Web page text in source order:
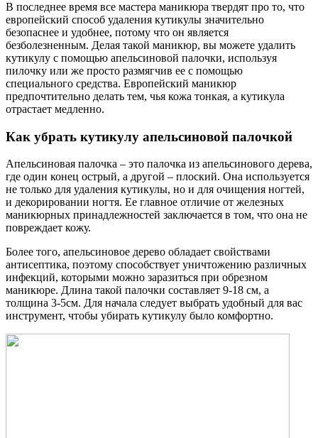
В последнее время все мастера маникюра твердят про то, что
европейский способ удаления кутикулы значительно
безопаснее и удобнее, потому что он является
безболезненным. Делая такой маникюр, вы можете удалить
кутикулу с помощью апельсиновой палочки, используя
пилочку или же просто размягчив ее с помощью
специального средства. Европейский маникюр
предпочтительно делать тем, чья кожа тонкая, а кутикула
отрастает медленно.
Как убрать кутикулу апельсиновой палочкой
Апельсиновая палочка – это палочка из апельсинового дерева,
где один конец острый, а другой – плоский. Она используется
не только для удаления кутикулы, но и для очищения ногтей,
и декорировании ногтя. Ее главное отличие от железных
маникюрных принадлежностей заключается в том, что она не
повреждает кожу.
Более того, апельсиновое дерево обладает свойствами
антисептика, поэтому способствует уничтожению различных
инфекций, которыми можно заразиться при обрезном
маникюре. Длина такой палочки составляет 9-18 см, а
толщина 3-5см. Для начала следует выбрать удобный для вас
инструмент, чтобы убирать кутикулу было комфортно.